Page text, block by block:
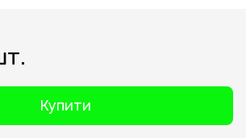
Купити